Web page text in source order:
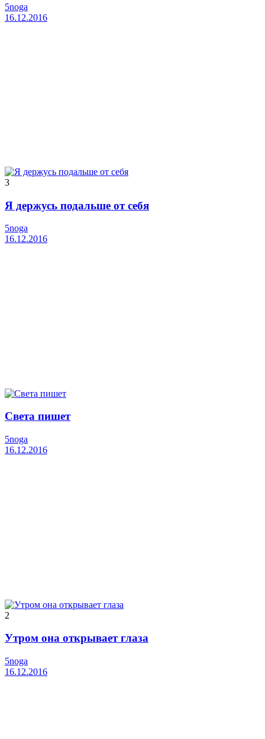
5noga
16.12.2016
3
Я держусь подальше от себя
5noga
16.12.2016
Света пишет
5noga
16.12.2016
2
Утром она открывает глаза
5noga
16.12.2016